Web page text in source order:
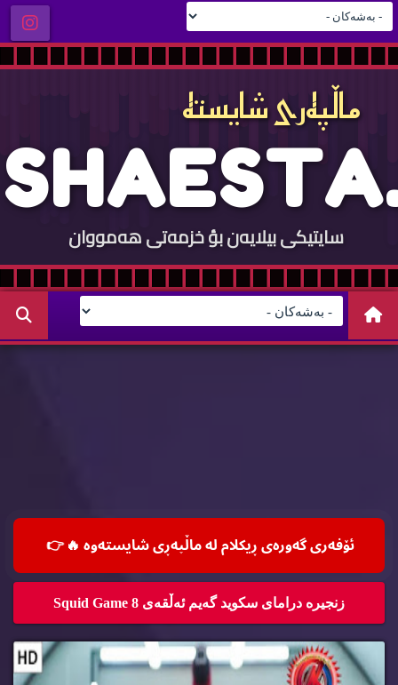
ماڵپه‌ری شایسته‌
SHAESTA.
COM
سایتيكی بيلایه‌ن بؤ خزمه‌تی هه‌مووان
ئۆفه‌ری گه‌وره‌ی ڕیكلام له‌ ماڵپه‌ڕی شایسته‌وه‌ 🔥👉
زنجیره‌ درامای سكوید گه‌یم ئه‌ڵقه‌ی 8 Squid Game